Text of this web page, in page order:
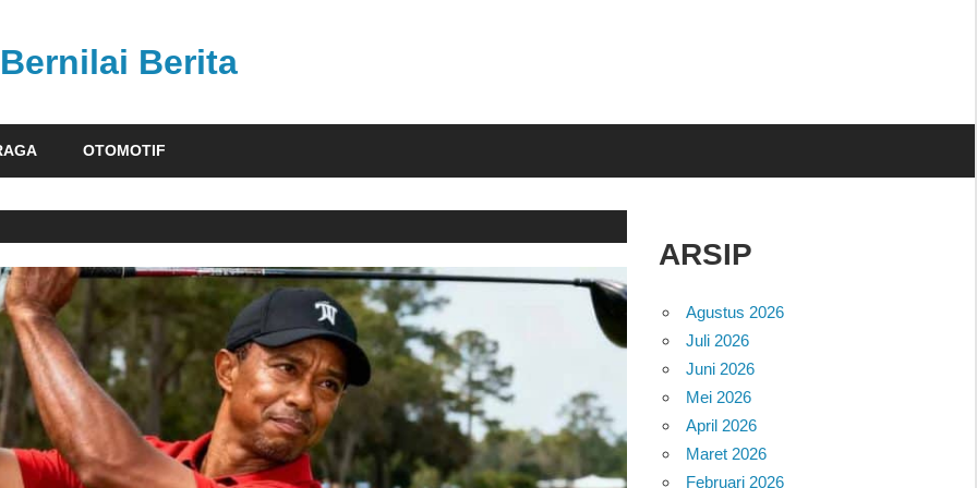
Berita
OTOMOTIF
ARSIP
Agustus 2026
Juli 2026
Juni 2026
Mei 2026
April 2026
Maret 2026
Februari 2026